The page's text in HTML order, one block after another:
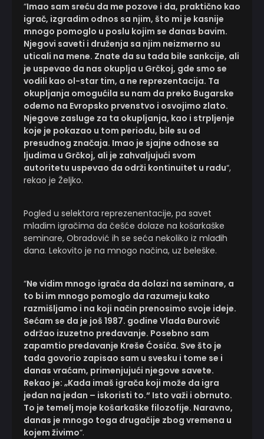
“Imao sam sreću da me pozove i da, praktično kao
igrač, izgradim odnos sa njim, što mi je kasnije
mnogo pomoglo u poslu kojim se danas bavim.
Njegovi saveti i druženja sa njim neizmerno su
uticali na mene. Znate da su tada bile sankcije, ali
je uspevao da nas okuplja u Grčkoj, gde smo se
vodili kao ol-star tim, a ne reprezentacija. Ta
okupljanja omogućila su nam da preko Bugarske
odemo na Evropsko prvenstvo i osvojimo zlato.
Njegove zasluge za ta okupljanja, kao i strpljenje
koje je pokazao u tom periodu, bile su od
presudnog značaja. Imao je sjajne odnose sa
ljudima u Grčkoj, ali je zahvaljujući svom
autoritetu uspevao da održi kontinuitet u radu“,
rekao je Željko.
Pogled u selektora reprezenentacije, pa savet
mladim igračima da češće dolaze na košarkaške
seminare, Obradović ih se seća nekoliko iz mlađih
dana. Lekovito je na mnogo načina, uz beleške.
“Ne vidim mnogo igrača da dolazi na seminare, a
to bi im mnogo pomoglo da razumeju kako
razmišljamo i na koji način prenosimo svoje ideje.
Sećam se da je još 1987. godine Vlada Đurović
održao izuzetno predavanje. Posebno sam
zapamtio predavanje Kreše Ćosića. Sve što je
tada govorio zapisao sam u svesku i tome se i
danas vraćam, primenjujući njegove savete.
Rekao je: „Kada imaš igrača koji može da igra
jedan na jedan – iskoristi to.“ Isto važi i obrnuto.
To je temelj moje košarkaške filozofije. Naravno,
danas je mnogo toga drugačije zbog vremena u
kojem živimo“.